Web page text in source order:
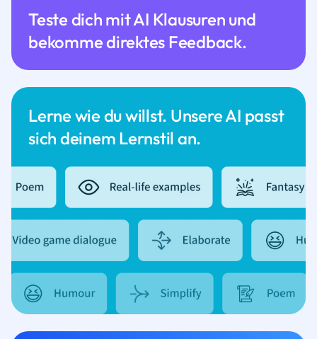
Lerne wie du willst. Unsere AI passt
sich deinem Lernstil an.
Teste dich mit AI Klausuren und
bekomme direktes Feedback.